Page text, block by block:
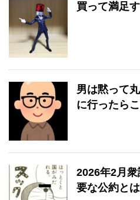
買って満足
男は黙って
に行ったらこ
2026年2月
要な公約とは